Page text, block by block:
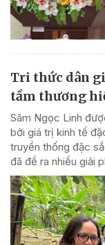
Tri thức dân
tầm thương
Sâm Ngọc Linh
bởi giá trị kinh tế
truyền thống đặc
đã đề ra nhiều giải